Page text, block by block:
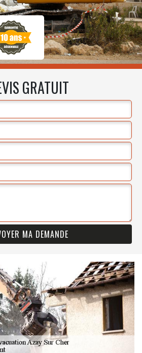
GRATUIT